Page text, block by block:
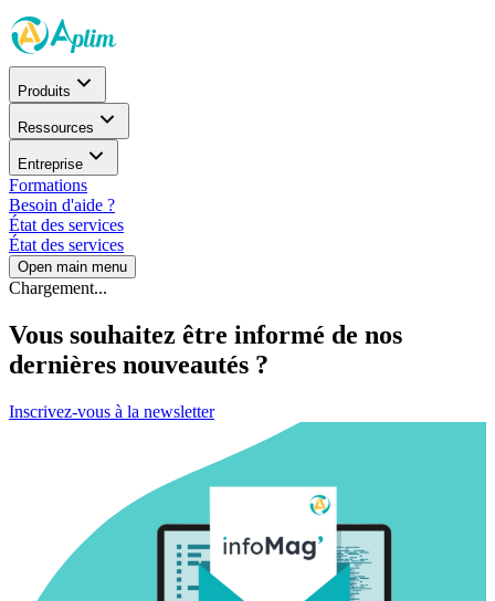
Produits
Ressources
Entreprise
Formations
Besoin d'aide ?
État des services
État des services
Open main menu
Chargement...
Vous souhaitez être informé de nos
dernières nouveautés ?
Inscrivez-vous à la newsletter